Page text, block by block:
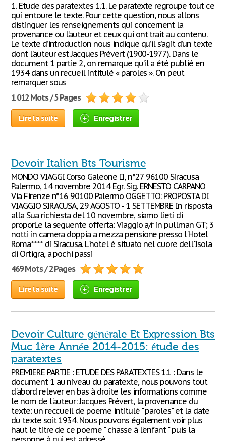
1. Etude des paratextes 1.1. Le paratexte regroupe tout ce
qui entoure le texte. Pour cette question, nous allons
distinguer les renseignements qui concernent la
provenance ou l’auteur et ceux qui ont trait au contenu.
Le texte d’introduction nous indique qu’il s’agit d’un texte
dont l’auteur est Jacques Prévert (1900-1977). Dans le
document 1 partie 2, on remarque qu’il a été publié en
1934 dans un recueil intitulé « paroles ». On peut
remarquer sous
1 012 Mots / 5 Pages
Lire la suite Enregistrer
Devoir Italien Bts Tourisme
MONDO VIAGGI Corso Galeone II, n°27 96100 Siracusa
Palermo, 14 novembre 2014 Egr. Sig. ERNESTO CARPANO
Via Firenze n°16 90100 Palermo OGGETTO: PROPOSTA DI
VIAGGIO SIRACUSA, 29 AGOSTO - 1 SETTEMBRE In risposta
alla Sua richiesta del 10 novembre, siamo lieti di
proporLe la seguente offerta: Viaggio a/r in pullman GT; 3
notti in camera doppia a mezza pensione presso l'Hotel
Roma**** di Siracusa. L'hotel é situato nel cuore dell'Isola
di Ortigra, a pochi passi
469 Mots / 2 Pages
Lire la suite Enregistrer
Devoir Culture générale Et Expression Bts
Muc 1ère Année 2014-2015: étude des
paratextes
PREMIERE PARTIE : ETUDE DES PARATEXTES 1.1 : Dans le
document 1 au niveau du paratexte, nous pouvons tout
d'abord relever en bas à droite les informations comme
le nom de l'auteur: Jacques Prévert, la provenance du
texte: un reccueil de poeme intitulé " paroles" et la date
du texte soit 1934. Nous pouvons également voir plus
haut le titre de ce poeme " chasse à l'enfant " puis la